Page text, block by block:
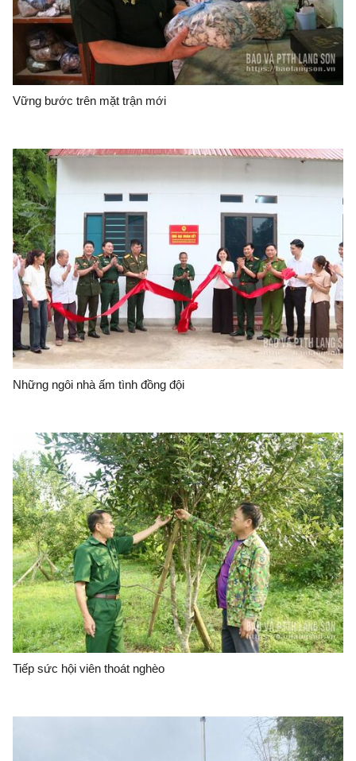
Vững bước trên mặt trận mới
Những ngôi nhà ấm tình đồng đội
Tiếp sức hội viên thoát nghèo